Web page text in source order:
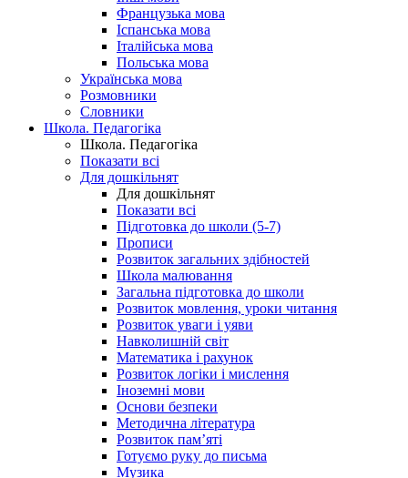
Французька мова
Іспанська мова
Італійська мова
Польська мова
Українська мова
Розмовники
Словники
Школа. Педагогіка
Школа. Педагогіка
Показати всі
Для дошкільнят
Для дошкільнят
Показати всі
Підготовка до школи (5-7)
Прописи
Розвиток загальних здібностей
Школа малювання
Загальна підготовка до школи
Розвиток мовлення, уроки читання
Розвиток уваги і уяви
Навколишній світ
Математика і рахунок
Розвиток логіки і мислення
Іноземні мови
Основи безпеки
Методична література
Розвиток пам’яті
Готуємо руку до письма
Музика